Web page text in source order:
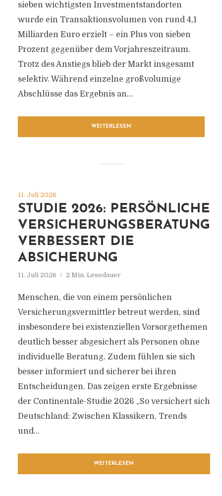
sieben wichtigsten Investmentstandorten
wurde ein Transaktionsvolumen von rund 4,1
Milliarden Euro erzielt – ein Plus von sieben
Prozent gegenüber dem Vorjahreszeitraum.
Trotz des Anstiegs blieb der Markt insgesamt
selektiv. Während einzelne großvolumige
Abschlüsse das Ergebnis an...
WEITERLESEN
11. Juli 2026
STUDIE 2026: PERSÖNLICHE
VERSICHERUNGSBERATUNG
VERBESSERT DIE
ABSICHERUNG
11. Juli 2026 2 Min. Lesedauer
Menschen, die von einem persönlichen
Versicherungsvermittler betreut werden, sind
insbesondere bei existenziellen Vorsorgethemen
deutlich besser abgesichert als Personen ohne
individuelle Beratung. Zudem fühlen sie sich
besser informiert und sicherer bei ihren
Entscheidungen. Das zeigen erste Ergebnisse
der Continentale-Studie 2026 „So versichert sich
Deutschland: Zwischen Klassikern, Trends
und...
WEITERLESEN